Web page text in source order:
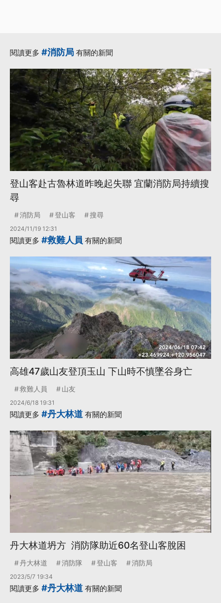
閱讀更多 #消防局 有關的新聞
登山客赴古魯林道昨晚起失聯 宜蘭消防局持續搜
尋
消防局 登山客 搜尋
2024/11/19 12:31
閱讀更多 #救難人員 有關的新聞
高雄47歲山友登頂玉山 下山時不慎墜谷身亡
救難人員 山友
2024/6/18 19:31
閱讀更多 #丹大林道 有關的新聞
丹大林道坍方 消防隊助近60名登山客脫困
丹大林道 消防隊 登山客 消防局
2023/5/7 19:34
閱讀更多 #丹大林道 有關的新聞